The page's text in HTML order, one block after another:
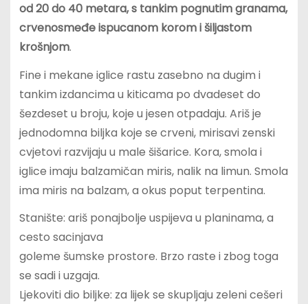
od 20 do 40 metara, s tankim pognutim granama,
crvenosmeđe ispucanom korom i šiljastom
krošnjom.
Fine i mekane iglice rastu zasebno na dugim i
tankim izdancima u kiticama po dvadeset do
šezdeset u broju, koje u jesen otpadaju. Ariš je
jednodomna biljka koje se crveni, mirisavi zenski
cvjetovi razvijaju u male šišarice. Kora, smola i
iglice imaju balzamičan miris, nalik na limun. Smola
ima miris na balzam, a okus poput terpentina.
Stanište: ariš ponajbolje uspijeva u planinama, a
cesto sacinjava
goleme šumske prostore. Brzo raste i zbog toga
se sadi i uzgaja.
Ljekoviti dio biljke: za lijek se skupljaju zeleni cešeri